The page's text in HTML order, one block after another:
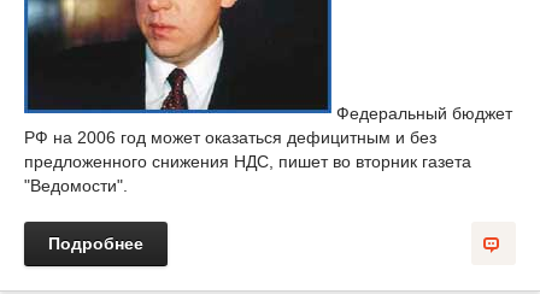
Федеральный бюджет
РФ на 2006 год может оказаться дефицитным и без
предложенного снижения НДС, пишет во вторник газета
"Ведомости".
Подробнее